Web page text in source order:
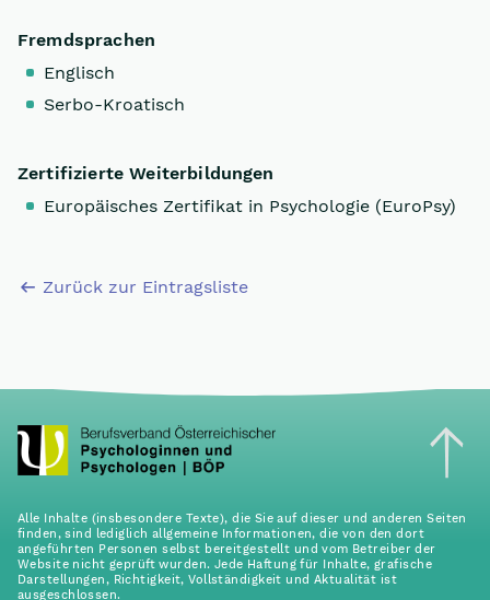
Fremdsprachen
Englisch
Serbo-Kroatisch
Zertifizierte Weiterbildungen
Europäisches Zertifikat in Psychologie (EuroPsy)
Zurück zur Eintragsliste
Alle Inhalte (insbesondere Texte), die Sie auf dieser und anderen Seiten
finden, sind lediglich allgemeine Informationen, die von den dort
angeführten Personen selbst bereitgestellt und vom Betreiber der
Website nicht geprüft wurden. Jede Haftung für Inhalte, grafische
Darstellungen, Richtigkeit, Vollständigkeit und Aktualität ist
ausgeschlossen.